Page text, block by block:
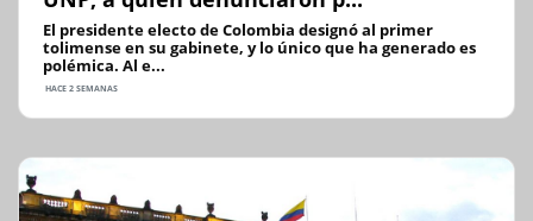
El presidente electo de Colombia designó al primer
tolimense en su gabinete, y lo único que ha generado es
polémica. Al e...
HACE 2 SEMANAS